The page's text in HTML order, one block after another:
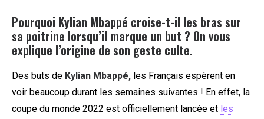
Pourquoi Kylian Mbappé croise-t-il les bras sur
sa poitrine lorsqu’il marque un but ? On vous
explique l’origine de son geste culte.
Des buts de Kylian Mbappé, les Français espèrent en
voir beaucoup durant les semaines suivantes ! En effet, la
coupe du monde 2022 est officiellement lancée et les